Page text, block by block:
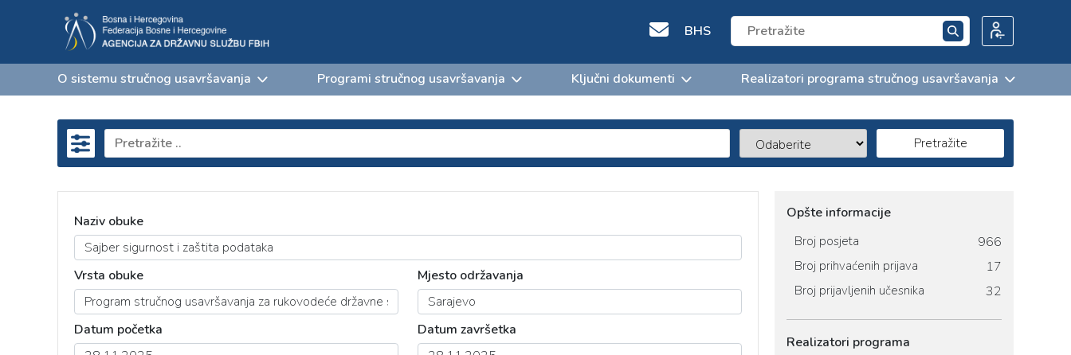
BHS
O sistemu stručnog usavršavanja Programi stručnog usavršavanja Ključni dokumenti Realizatori programa stručnog usavršavanja
Pretražite
Naziv obuke
Vrsta obuke Mjesto održavanja
Datum početka Datum završetka
Opšte informacije
Broj posjeta 966
Broj prihvaćenih prijava 17
Broj prijavljenih učesnika 32
Realizatori programa